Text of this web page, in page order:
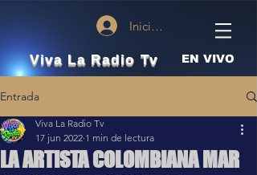
Iniciar sesión
Viva La Radio Tv EN VIVO
Entrada
LA ARTISTA COLOMBIANA MAR
Viva La Radio Tv
17 jun 2022 1 min de lectura